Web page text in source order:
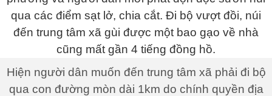
Hiện người dân muốn đến trung tâm xã phải đi bộ
qua con đường mòn dài 1km do chính quyền địa